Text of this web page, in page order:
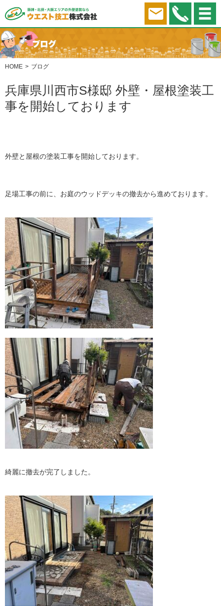
HOME ブログ
兵庫県川西市S様邸 外壁・屋根塗装工
事を開始しております
外壁と屋根の塗装工事を開始しております。
足場工事の前に、お庭のウッドデッキの撤去から進めております。
綺麗に撤去が完了しました。